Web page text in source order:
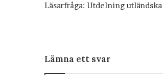
Läsarfråga: Utdelning
Lämna ett svar